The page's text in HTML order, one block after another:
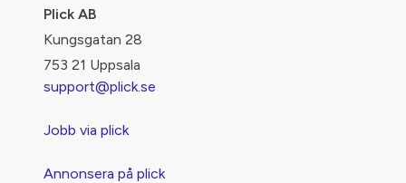
Plick AB
Kungsgatan 28
753 21 Uppsala
support@plick.se
Jobb via plick
Annonsera på plick